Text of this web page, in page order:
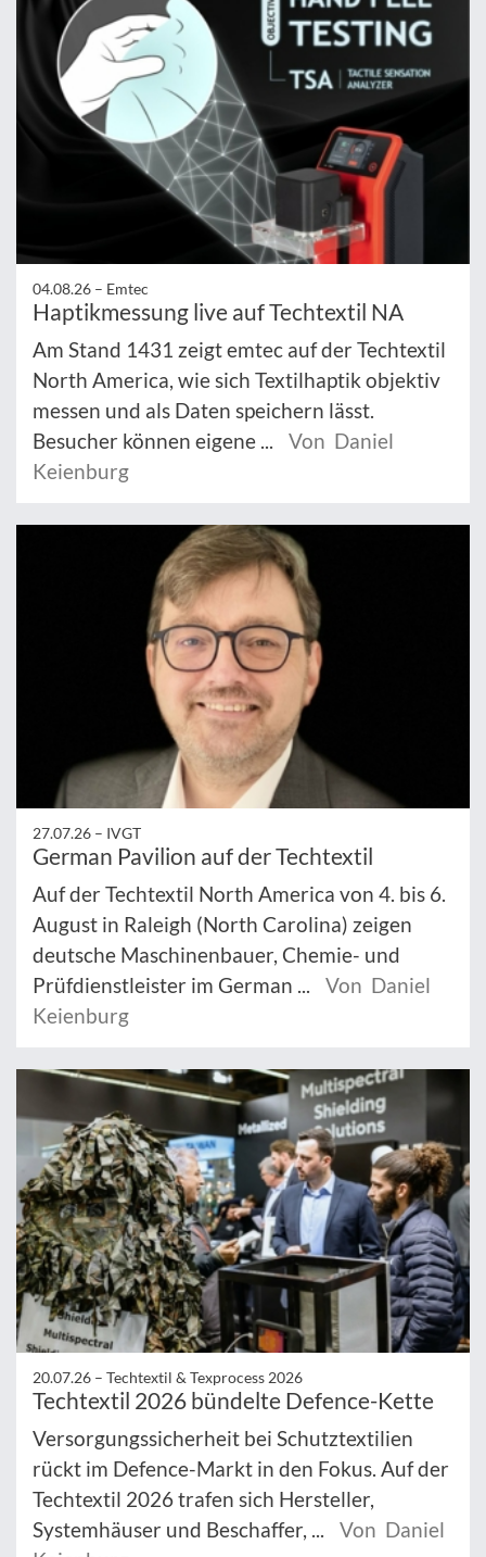
04.08.26 – Emtec
Haptikmessung live auf Techtextil NA
Am Stand 1431 zeigt emtec auf der Techtextil
North America, wie sich Textilhaptik objektiv
messen und als Daten speichern lässt.
Besucher können eigene ...
Von Daniel
Keienburg
27.07.26 – IVGT
German Pavilion auf der Techtextil
Auf der Techtextil North America von 4. bis 6.
August in Raleigh (North Carolina) zeigen
deutsche Maschinenbauer, Chemie- und
Prüfdienstleister im German ...
Von Daniel
Keienburg
20.07.26 – Techtextil & Texprocess 2026
Techtextil 2026 bündelte Defence-Kette
Versorgungssicherheit bei Schutztextilien
rückt im Defence-Markt in den Fokus. Auf der
Techtextil 2026 trafen sich Hersteller,
Systemhäuser und Beschaffer, ...
Von Daniel